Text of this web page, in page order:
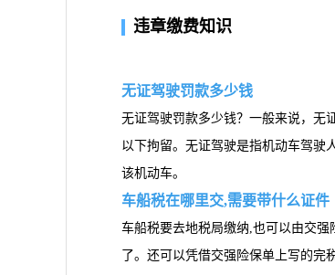
违章缴费知识
无证驾驶罚款多少钱
无证驾驶罚款多少钱？一般来说，无
以下拘留。无证驾驶是指机动车驾驶
该机动车。
车船税在哪里交,需要带什么证件
车船税要去地税局缴纳,也可以由交
了。还可以凭借交强险保单上写的